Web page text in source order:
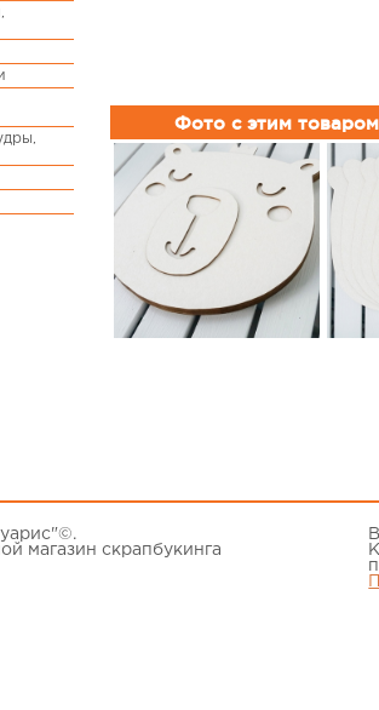
Фото с этим товаром
магазин скрапбукинга